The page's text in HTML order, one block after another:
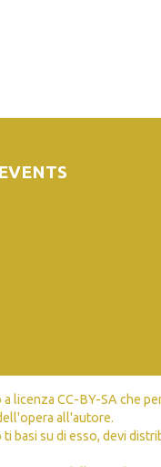
licenza CC-BY-SA che
all'autore.
ti basi su di esso, devi